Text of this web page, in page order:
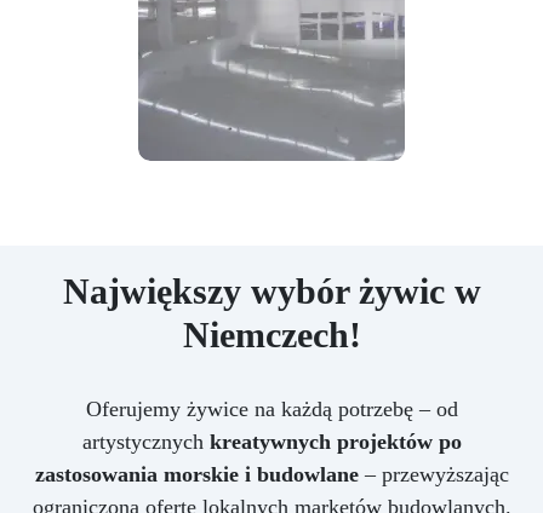
Największy wybór żywic w
Niemczech!
Oferujemy żywice na każdą potrzebę – od
artystycznych kreatywnych projektów po
zastosowania morskie i budowlane– przewyższając
ograniczoną ofertę lokalnych marketów budowlanych.